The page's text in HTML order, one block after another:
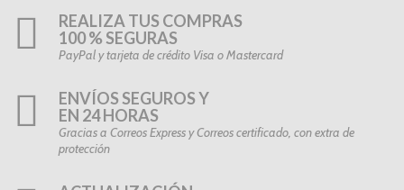
REALIZA TUS COMPRAS
100 % SEGURAS
PayPal y tarjeta de crédito Visa o Mastercard
ENVÍOS SEGUROS Y
EN 24 HORAS
Gracias a Correos Express y Correos certificado, con extra de
protección